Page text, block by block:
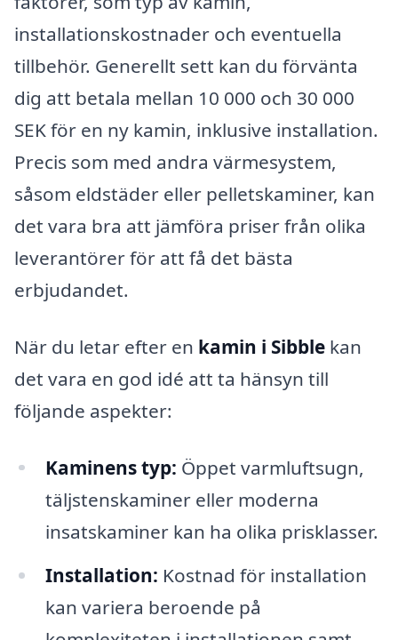
installationskostnader och eventuella
tillbehör. Generellt sett kan du förvänta
dig att betala mellan 10 000 och 30 000
SEK för en ny kamin, inklusive installation.
Precis som med andra värmesystem,
såsom eldstäder eller pelletskaminer, kan
det vara bra att jämföra priser från olika
leverantörer för att få det bästa
erbjudandet.
När du letar efter en kamin i Sibble kan
det vara en god idé att ta hänsyn till
följande aspekter:
Kaminens typ: Öppet varmluftsugn,
täljstenskaminer eller moderna
insatskaminer kan ha olika prisklasser.
Installation: Kostnad för installation
kan variera beroende på